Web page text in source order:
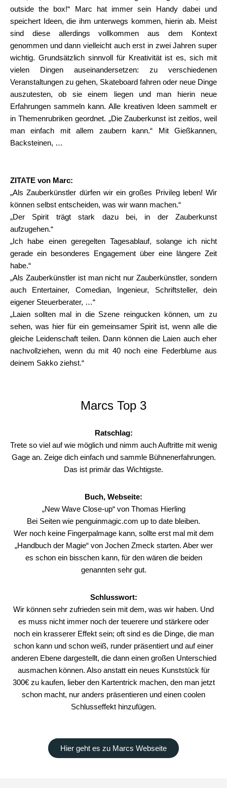
outside the box!“ Marc hat immer sein Handy dabei und
speichert Ideen, die ihm unterwegs kommen, hierin ab. Meist
sind diese allerdings vollkommen aus dem Kontext
genommen und dann vielleicht auch erst in zwei Jahren super
wichtig. Grundsätzlich sinnvoll für Kreativität ist es, sich mit
vielen Dingen auseinandersetzen: zu verschiedenen
Veranstaltungen zu gehen, Skateboard fahren oder neue Dinge
auszutesten, ob sie einem liegen und man hierin neue
Erfahrungen sammeln kann. Alle kreativen Ideen sammelt er
in Themenrubriken geordnet. „Die Zauberkunst ist zeitlos, weil
man einfach mit allem zaubern kann.“ Mit Gießkannen,
Backsteinen, …
ZITATE von Marc:
„Als Zauberkünstler dürfen wir ein großes Privileg leben! Wir
können selbst entscheiden, was wir wann machen.“
„Der Spirit trägt stark dazu bei, in der Zauberkunst
aufzugehen.“
„Ich habe einen geregelten Tagesablauf, solange ich nicht
gerade ein besonderes Engagement über eine längere Zeit
habe.“
„Als Zauberkünstler ist man nicht nur Zauberkünstler, sondern
auch Entertainer, Comedian, Ingenieur, Schriftsteller, dein
eigener Steuerberater, …“
„Laien sollten mal in die Szene reingucken können, um zu
sehen, was hier für ein gemeinsamer Spirit ist, wenn alle die
gleiche Leidenschaft teilen. Dann können die Laien auch eher
nachvollziehen, wenn du mit 40 noch eine Federblume aus
deinem Sakko ziehst.“
Marcs Top 3
Ratschlag:
Trete so viel auf wie möglich und nimm auch Auftritte mit wenig
Gage an. Zeige dich einfach und sammle Bühnenerfahrungen.
Das ist primär das Wichtigste.
Buch, Webseite:
„New Wave Close-up“ von Thomas Hierling
Bei Seiten wie penguinmagic.com up to date bleiben.
Wer noch keine Fingerpalmage kann, sollte erst mal mit dem
„Handbuch der Magie“ von Jochen Zmeck starten. Aber wer
es schon ein bisschen kann, für den wären die beiden
genannten sehr gut.
Schlusswort:
Wir können sehr zufrieden sein mit dem, was wir haben. Und
es muss nicht immer noch der teuerere und stärkere oder
noch ein krasserer Effekt sein; oft sind es die Dinge, die man
schon kann und schon weiß, runder präsentiert und auf einer
anderen Ebene dargestellt, die dann einen großen Unterschied
ausmachen können. Also anstatt ein neues Kunststück für
300€ zu kaufen, lieber den Kartentrick machen, den man jetzt
schon macht, nur anders präsentieren und einen coolen
Schlusseffekt hinzufügen.
Hier geht es zu Marcs Webseite